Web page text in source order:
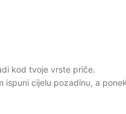
kod tvoje vrste priče.
cijelu pozadinu, a